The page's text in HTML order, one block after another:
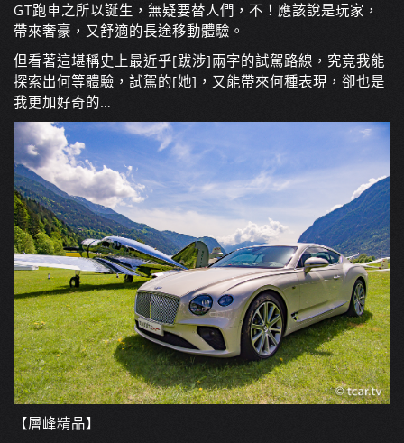
GT跑車之所以誕生，無疑要替人們，不！應該說是玩家，
帶來奢豪，又舒適的長途移動體驗。
但看著這堪稱史上最近乎[跋涉]兩字的試駕路線，究竟我能
探索出何等體驗，試駕的[她]，又能帶來何種表現，卻也是
我更加好奇的…
【層峰精品】